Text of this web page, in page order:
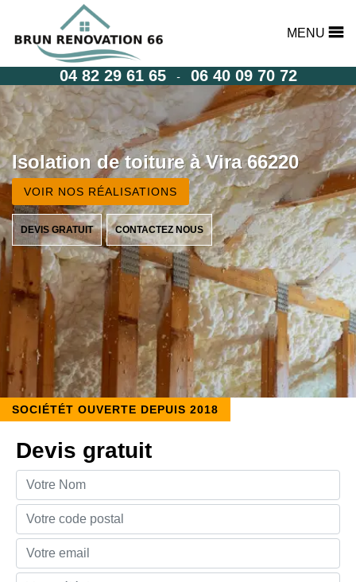
MENU
04 82 29 61 65 - 06 40 09 70 72
Isolation de toiture à Vira 66220
VOIR NOS RÉALISATIONS
DEVIS GRATUIT CONTACTEZ NOUS
SOCIÉTÉT OUVERTE DEPUIS 2018
Devis gratuit